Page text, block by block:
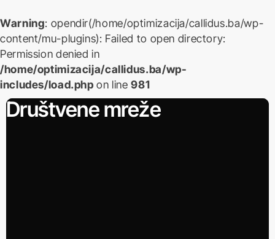
Warning: opendir(/home/optimizacija/callidus.ba/wp-
content/mu-plugins): Failed to open directory:
Permission denied in
/home/optimizacija/callidus.ba/wp-
includes/load.php on line981
Skip
toDruštvene mreže